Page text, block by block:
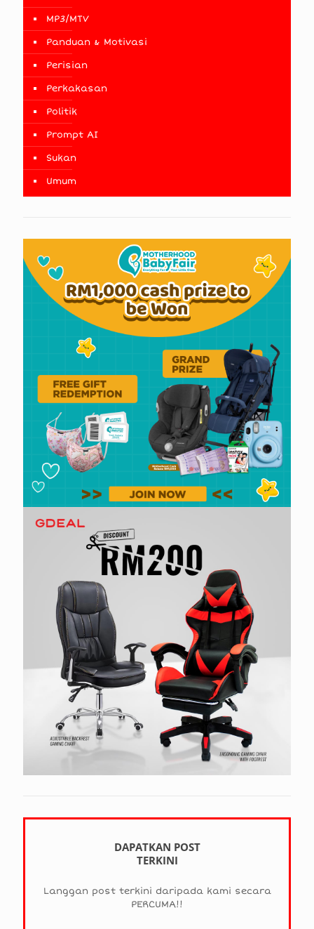
MP3/MTV
Panduan & Motivasi
Perisian
Perkakasan
Politik
Prompt AI
Sukan
Umum
DAPATKAN POST
TERKINI
Langgan post terkini daripada kami secara
PERCUMA!!